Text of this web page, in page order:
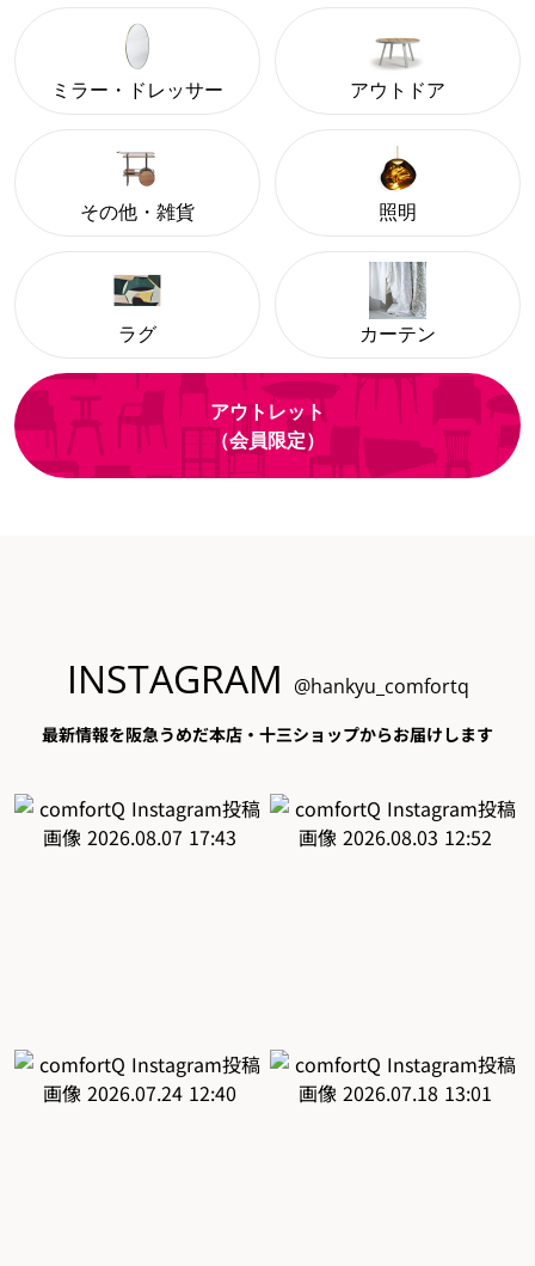
ミラー・ドレッサー アウトドア
その他・雑貨 照明
ラグ カーテン
アウトレット
（会員限定）
INSTAGRAM @hankyu_comfortq
最新情報を阪急うめだ本店・十三ショップからお届けします